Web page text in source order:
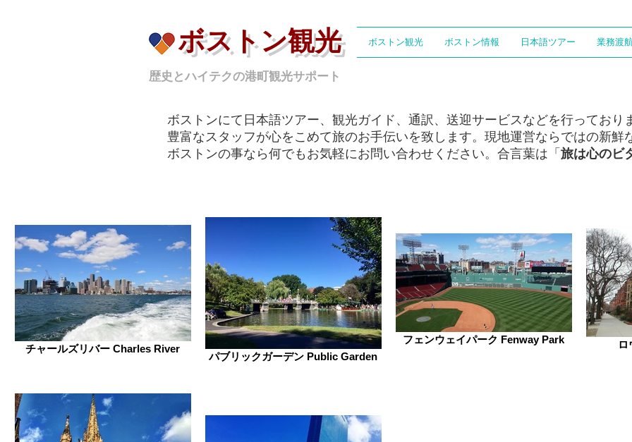
ボストン観光 ボストン観光 ボストン情報 日本語ツアー 業務渡
歴史とハイテクの港町観光サポート
ボストンにて日本語ツアー、観光ガイド、通訳、送迎サービスなどを行っており
豊富なスタッフが心をこめて旅のお手伝いを致します。現地運営ならではの新鮮
ボストンの事なら何でもお気軽にお問い合わせください。合言葉は「 旅は心のビ
チャールズリバー Charles River
パブリックガーデン Public Garden
フェンウェイパーク Fenway Park ロ